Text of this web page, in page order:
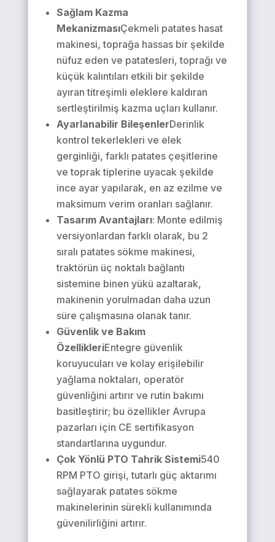
Sağlam Kazma
MekanizmasıÇekmeli patates hasat
makinesi, toprağa hassas bir şekilde
nüfuz eden ve patatesleri, toprağı ve
küçük kalıntıları etkili bir şekilde
ayıran titreşimli eleklere kaldıran
sertleştirilmiş kazma uçları kullanır.
Ayarlanabilir BileşenlerDerinlik
kontrol tekerlekleri ve elek
gerginliği, farklı patates çeşitlerine
ve toprak tiplerine uyacak şekilde
ince ayar yapılarak, en az ezilme ve
maksimum verim oranları sağlanır.
Tasarım Avantajları: Monte edilmiş
versiyonlardan farklı olarak, bu 2
sıralı patates sökme makinesi,
traktörün üç noktalı bağlantı
sistemine binen yükü azaltarak,
makinenin yorulmadan daha uzun
süre çalışmasına olanak tanır.
Güvenlik ve Bakım
ÖzellikleriEntegre güvenlik
koruyucuları ve kolay erişilebilir
yağlama noktaları, operatör
güvenliğini artırır ve rutin bakımı
basitleştirir; bu özellikler Avrupa
pazarları için CE sertifikasyon
standartlarına uygundur.
Çok Yönlü PTO Tahrik Sistemi540
RPM PTO girişi, tutarlı güç aktarımı
sağlayarak patates sökme
makinelerinin sürekli kullanımında
güvenilirliğini artırır.